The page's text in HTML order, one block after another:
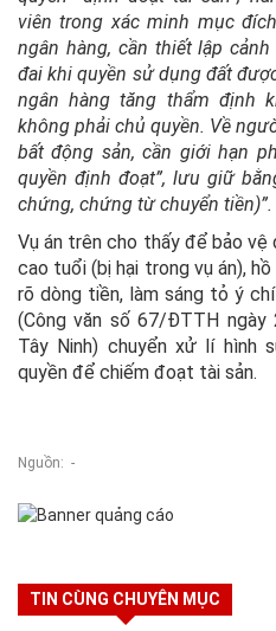
viên trong xác minh mục
ngân hàng, cần thiết lập
đai khi quyền sử dụng đất
ngân hàng tăng thẩm định
không phải chủ quyền. Về
bất động sản, cần giới hạn
quyền định đoạt”, lưu giữ
chứng, chứng từ chuyển tiền)”.
Vụ án trên cho thấy để bảo vệ
cao tuổi (bị hại trong vụ án),
rõ dòng tiền, làm sáng tỏ ý
(Công văn số 67/ĐTTH
Tây Ninh) chuyển xử lí hình
quyền để chiếm đoạt tài sản.
Nguồn: -
TIN CÙNG CHUYÊN MỤC